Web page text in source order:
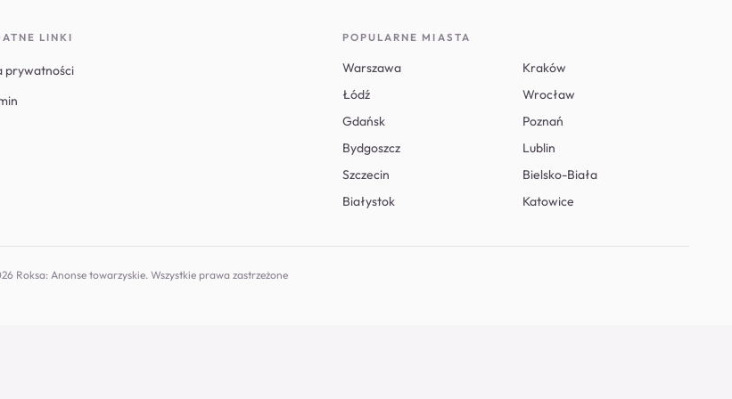
LINKI
prywatności
POPULARNE MIASTA
Warszawa
Kraków
Łódź
Wrocław
Gdańsk
Poznań
Bydgoszcz
Lublin
Szczecin
Bielsko-Biała
Białystok
Katowice
Roksa: Anonse towarzyskie. Wszystkie prawa zastrzeżone